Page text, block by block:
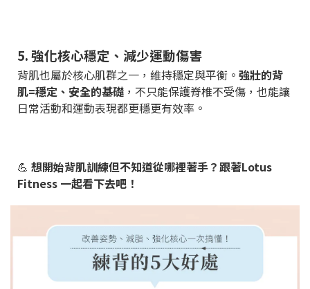
5. 強化核心穩定、減少運動傷害
背肌也屬於核心肌群之一，維持穩定與平衡。 強壯的背
肌=穩定、安全的基礎 ，不只能保護脊椎不受傷，也能讓
日常活動和運動表現都更穩更有效率。
💪 想開始背肌訓練但不知道從哪裡著手？跟著Lotus
Fitness 一起看下去吧！